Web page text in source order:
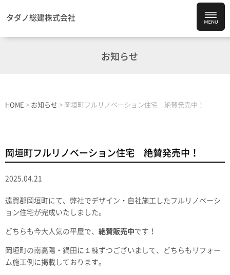
タダノ総建株式会社
お知らせ
HOME > お知らせ > 岡垣町フルリノベーション住宅 絶賛発売中！
岡垣町フルリノベーション住宅 絶賛発売中！
2025.04.21
遠賀郡岡垣町にて、弊社でデザイン・自社施工したフルリノベーシ
ョン住宅が完成いたしました。
どちらも今大人気の平屋で、 絶賛販売中です！
岡垣町の南高陽・鍋田に１棟ずつございまして、どちらもリフォー
ム施工例に掲載しております。